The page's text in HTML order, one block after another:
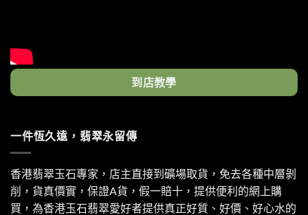
到店教學
一件恆久遠，翡翠永留傳
香港翡翠玉石專家，店主直接到礦場取貨，免去各種中層剝
削，貨真價實，保證A貨，假一賠十，提供便利的網上購
買，為香港玉石翡翠愛好者提供真正好質、好價、好心水的